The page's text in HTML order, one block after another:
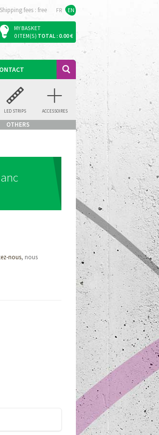
Shipping fees : free FR EN
MY BASKET
0 ITEM(S) TOTAL : 0.00 €
OTHERS
LED STRIPS ACCESSOIRES
nous, nous